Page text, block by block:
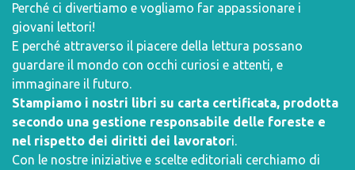
Perché ci divertiamo e vogliamo far appassionare i
giovani lettori!
E perché attraverso il piacere della lettura possano
guardare il mondo con occhi curiosi e attenti, e
immaginare il futuro.
Stampiamo i nostri libri su carta certificata, prodotta
secondo una gestione responsabile delle foreste e
nel rispetto dei diritti dei lavoratori.
Con le nostre iniziative e scelte editoriali cerchiamo di